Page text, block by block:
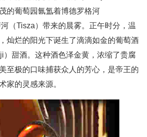
的葡萄园氤氲着博德罗格河
河（Tisza）带来的晨雾。正午时分，温
灿烂的阳光下诞生了滴滴如金的葡萄酒
甜酒。这种酒色泽金黄，浓缩了贵腐
至极的口味捕获众人的芳心，是帝王的
家的灵感来源。